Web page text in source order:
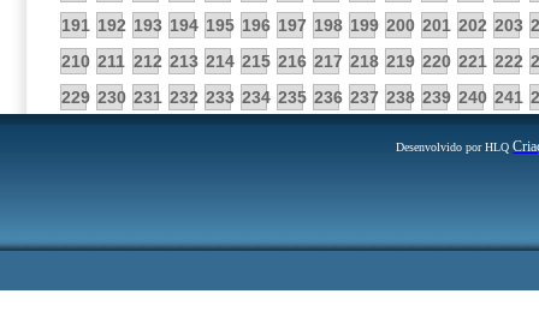
191 192 193 194 195 196 197 198 199 200 201 202 203
210 211 212 213 214 215 216 217 218 219 220 221 222
229 230 231 232 233 234 235 236 237 238 239 240 241
Desenvolvido por HLQ